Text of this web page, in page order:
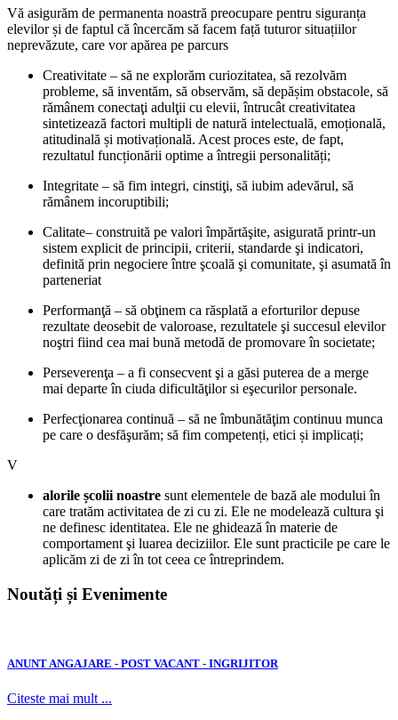
Vă asigurăm de permanenta noastră preocupare pentru siguranța
elevilor și de faptul că încercăm să facem față tuturor situațiilor
neprevăzute, care vor apărea pe parcurs
Creativitate – să ne explorăm curiozitatea, să rezolvăm
probleme, să inventăm, să observăm, să depășim obstacole, să
rămânem conectaţi adulţii cu elevii, întrucât creativitatea
sintetizează factori multipli de natură intelectuală, emoțională,
atitudinală și motivațională. Acest proces este, de fapt,
rezultatul funcționării optime a întregii personalități;
Integritate – să fim integri, cinstiţi, să iubim adevărul, să
rămânem incoruptibili;
Calitate– construită pe valori împărtăşite, asigurată printr-un
sistem explicit de principii, criterii, standarde şi indicatori,
definită prin negociere între şcoală şi comunitate, şi asumată în
parteneriat
Performanţă – să obţinem ca răsplată a eforturilor depuse
rezultate deosebit de valoroase, rezultatele şi succesul elevilor
noştri fiind cea mai bună metodă de promovare în societate;
Perseverenţa – a fi consecvent şi a găsi puterea de a merge
mai departe în ciuda dificultăţilor si eşecurilor personale.
Perfecţionarea continuă – să ne îmbunătăţim continuu munca
pe care o desfăşurăm; să fim competenți, etici și implicați;
V
alorile școlii noastre sunt elementele de bază ale modului în
care tratăm activitatea de zi cu zi. Ele ne modelează cultura şi
ne definesc identitatea. Ele ne ghidează în materie de
comportament şi luarea deciziilor. Ele sunt practicile pe care le
aplicăm zi de zi în tot ceea ce întreprindem.
Noutăți și Evenimente
ANUNT ANGAJARE - POST VACANT - INGRIJITOR
Citeste mai mult ...